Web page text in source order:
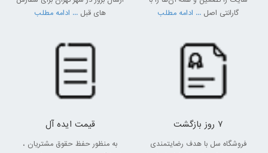
گارانتی اصل ... ادامه مطلب
های قبل ... ادامه مطلب
7 روز بازگشت
فروشگاه سل با هدف رضایتمندی
قیمت ایده آل
به منظور حفظ حقوق مشتریان ،